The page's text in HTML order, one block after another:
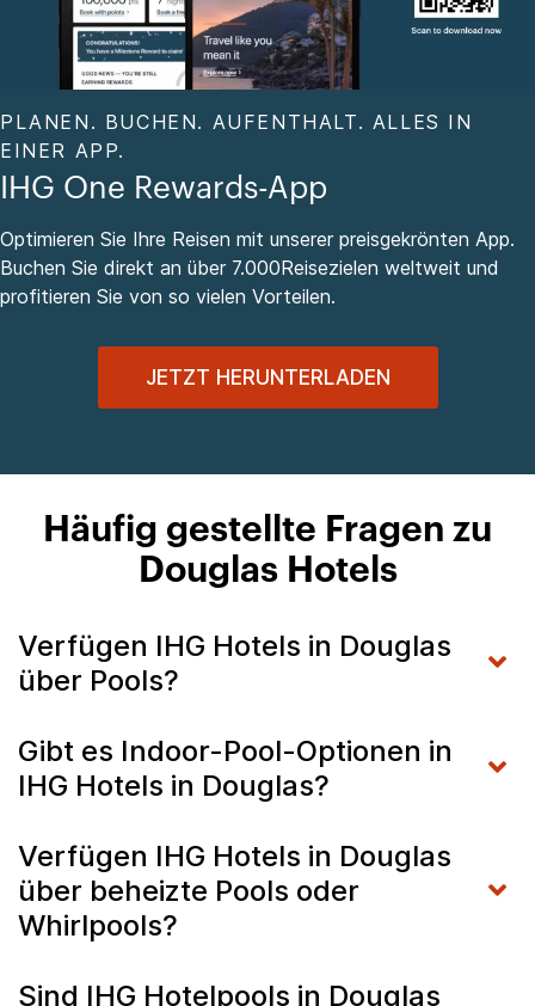
PLANEN. BUCHEN. AUFENTHALT. ALLES IN
EINER APP.
IHG One Rewards-App
Optimieren Sie Ihre Reisen mit unserer preisgekrönten App.
Buchen Sie direkt an über 7.000Reisezielen weltweit und
profitieren Sie von so vielen Vorteilen.
JETZT HERUNTERLADEN
Häufig gestellte Fragen zu
Douglas Hotels
Verfügen IHG Hotels in Douglas
über Pools?
Gibt es Indoor-Pool-Optionen in
IHG Hotels in Douglas?
Verfügen IHG Hotels in Douglas
über beheizte Pools oder
Whirlpools?
Sind IHG Hotelpools in Douglas